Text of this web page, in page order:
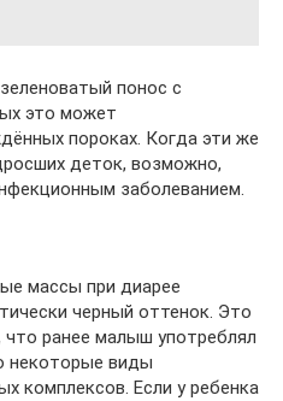
понос с
это может
пороках. Когда эти же
деток, возможно,
заболеванием.
массы при диарее
черный оттенок. Это
ранее малыш употреблял
некоторые виды
комплексов. Если у ребенка